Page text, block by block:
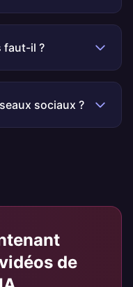
faut-il ?
sociaux ?
de